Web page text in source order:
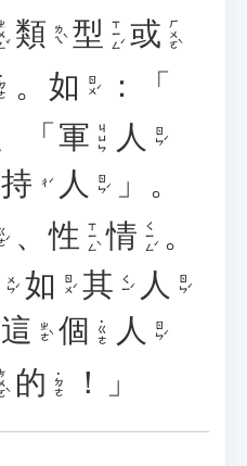
ˇ 類 ㄌㄟˋ 型 ㄒㄧㄥˊ 或 ㄏㄨㄛˋ
。 如 ㄖㄨˊ
：「
「 軍 ㄐㄩㄣ 人 ㄖㄣˊ
持 ㄔˊ 人 ㄖㄣˊ
」。
ˊ 、性 ㄒㄧㄥˋ 情 ㄑㄧㄥˊ 。
ㄨㄣˊ 如 ㄖㄨˊ 其 ㄑㄧˊ 人 ㄖㄣˊ
這 ㄓㄜˋ 個 ˙ㄍㄜ 人 ㄖㄣˊ
ˋ 的 ˙ㄉㄜ ！」